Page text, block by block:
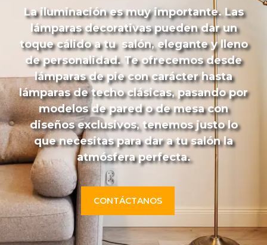
La iluminación es muy importante. Las
lámparas decorativas pueden dar un
toque cálido a tu salón, elegante y lleno
de personalidad. Te ofrecemos desde
lámparas de pie con carácter hasta
lámparas de techo clásicas, pasando por
modelos de pared o de mesa con
diseños exclusivos, tenemos justo lo
que necesitas para dar a tu salón la
atmósfera perfecta.
CONTÁCTANOS